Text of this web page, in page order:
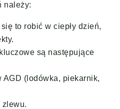
należy:
to robić w ciepły dzień,
są następujące
AGD (lodówka, piekarnik,
zlewu.